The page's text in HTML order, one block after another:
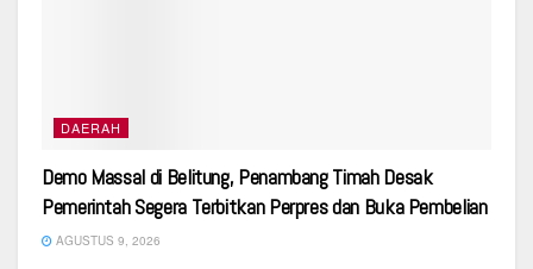
DAERAH
Demo Massal di Belitung, Penambang Timah Desak
Pemerintah Segera Terbitkan Perpres dan Buka Pembelian
AGUSTUS 9, 2026